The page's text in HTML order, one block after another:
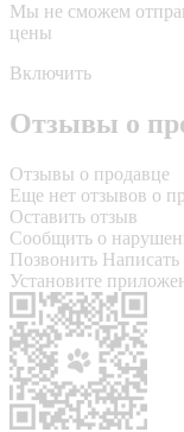
Мы не сможем
цены
Включить
Отзывы о
Отзывы о продавце
Еще нет отзывов о
Оставить отзыв
Сообщить о
Позвонить Написать
Установите